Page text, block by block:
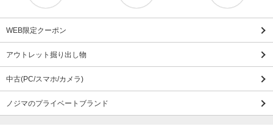
WEB限定クーポン
アウトレット掘り出し物
中古(PC/スマホ/カメラ)
ノジマのプライベートブランド